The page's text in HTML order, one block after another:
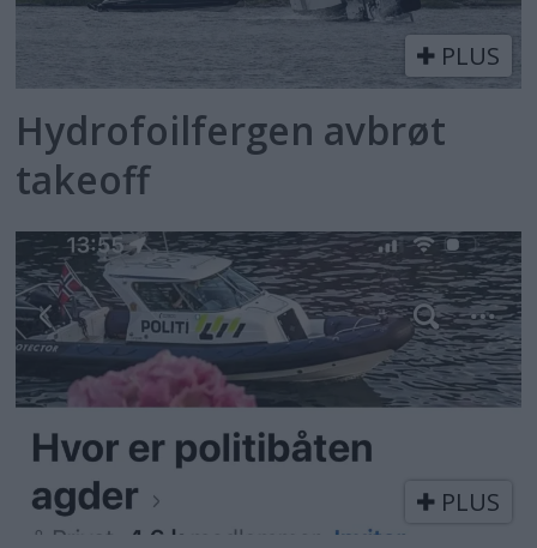
PLUS
Hydrofoilfergen avbrøt
takeoff
PLUS